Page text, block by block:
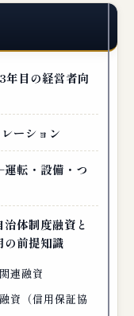
年目の経営者向
ーション
転・設備・つ
体制度融資と
前提知識
連融資
資（信用保証協